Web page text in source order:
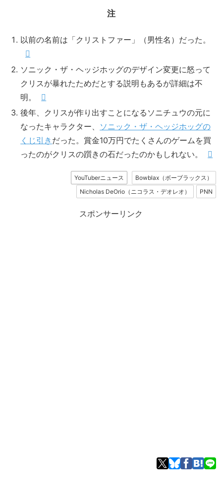
注
以前の名前は「クリストファー」（男性名）だった。
ソニック・ザ・ヘッジホッグのデザイン変更に怒って
クリスが暴れたためだとする説明もあるが詳細は不
明。
後年、クリスが作り出すことになるソニチュウの元に
なったキャラクター、 ソニック・ザ・ヘッジホッグの
くじ引き だった。賞金10万円でたくさんのゲームを買
ったのがクリスの躓きの石だったのかもしれない。
YouTuberニュース
Bowblax（ボーブラックス）
Nicholas DeOrio（ニコラス・デオレオ）
PNN
スポンサーリンク